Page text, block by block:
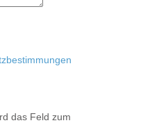
das Feld zum